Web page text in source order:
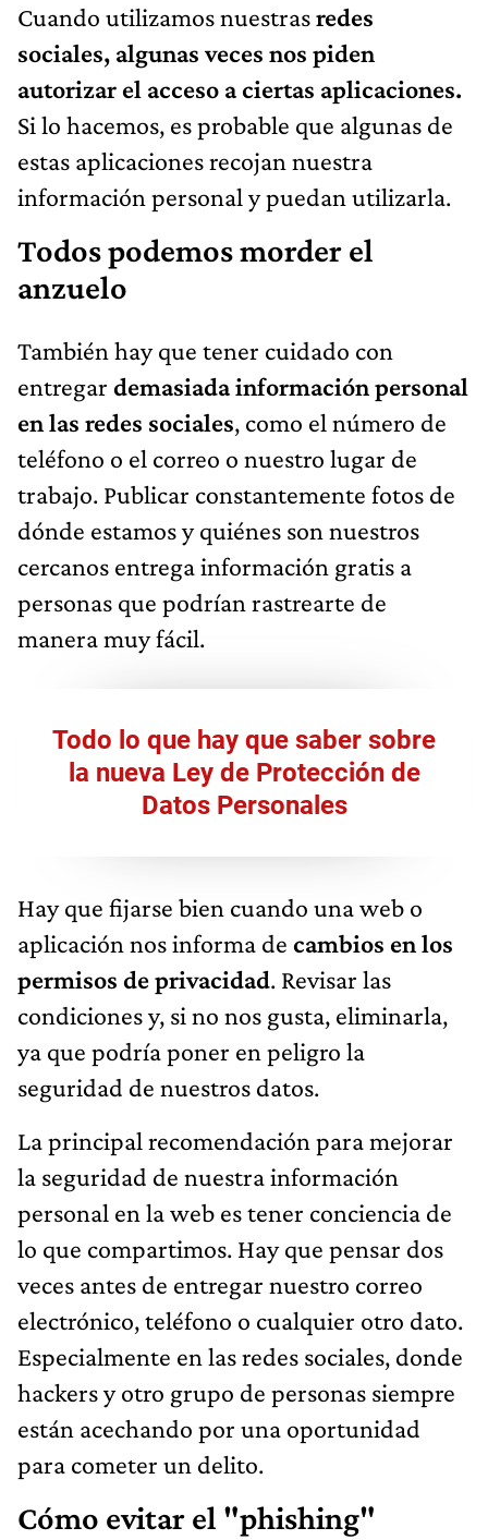
Cuando utilizamos nuestrasredes
sociales, algunas veces nos piden
autorizar el acceso a ciertas aplicaciones.
Si lo hacemos, es probable que algunas de
estas aplicaciones recojan nuestra
información personal y puedan utilizarla.
Todos podemos morder el
anzuelo
También hay que tener cuidado con
entregar demasiada información personal
en las redes sociales, como el número de
teléfono o el correo o nuestro lugar de
trabajo. Publicar constantemente fotos de
dónde estamos y quiénes son nuestros
cercanos entrega información gratis a
personas que podrían rastrearte de
manera muy fácil.
Todo lo que hay que saber sobre
la nueva Ley de Protección de
Datos Personales
Hay que fijarse bien cuando una web o
aplicación nos informa de cambios en los
permisos de privacidad. Revisar las
condiciones y, si no nos gusta, eliminarla,
ya que podría poner en peligro la
seguridad de nuestros datos.
La principal recomendación para mejorar
la seguridad de nuestra información
personal en la web es tener conciencia de
lo que compartimos. Hay que pensar dos
veces antes de entregar nuestro correo
electrónico, teléfono o cualquier otro dato.
Especialmente en las redes sociales, donde
hackers y otro grupo de personas siempre
están acechando por una oportunidad
para cometer un delito.
Cómo evitar el "phishing"